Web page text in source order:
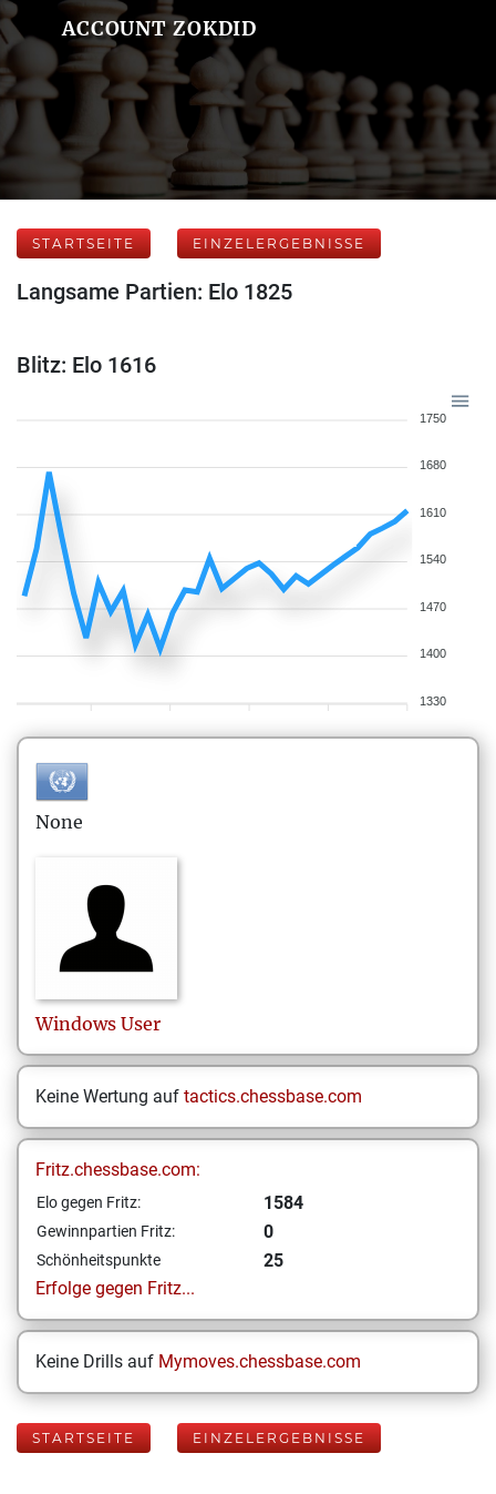
ACCOUNT ZOKDID
STARTSEITE EINZELERGEBNISSE
Langsame Partien: Elo 1825
Blitz: Elo 1616
1750
1680
1610
1540
1470
1400
1330
None
Windows User
Keine Wertung auf tactics.chessbase.com
Fritz.chessbase.com:
Elo gegen Fritz: 1584
Gewinnpartien Fritz: 0
Schönheitspunkte
25
Erfolge gegen Fritz...
Keine Drills auf Mymoves.chessbase.com
STARTSEITE EINZELERGEBNISSE